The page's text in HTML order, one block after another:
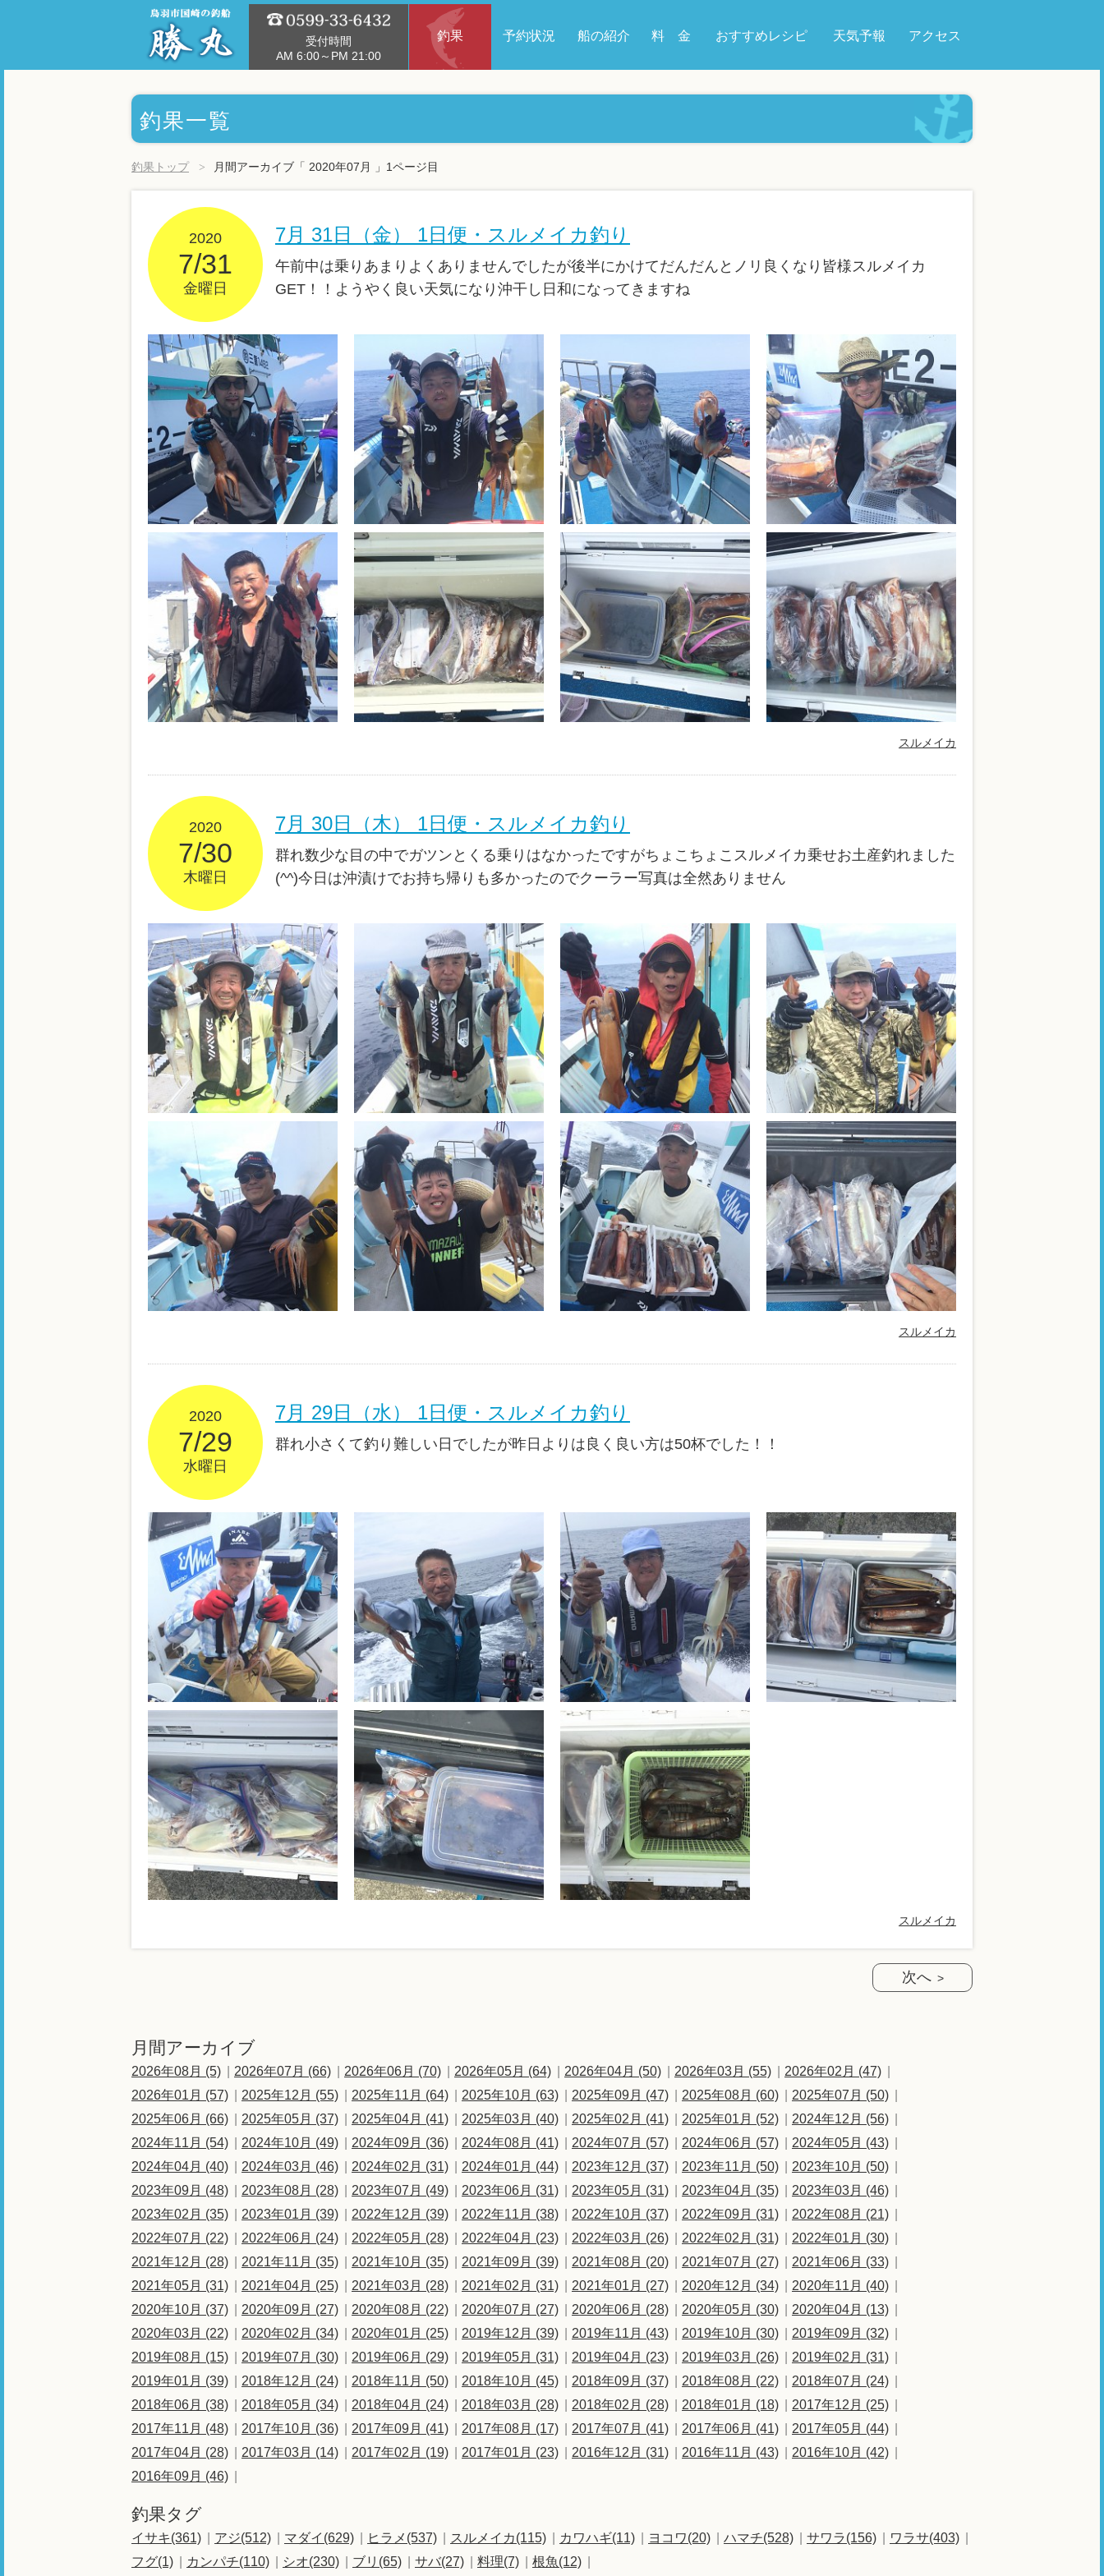
受付時間
AM 6:00～PM 21:00
釣果 予約状況 船の紹介 料 金 おすすめレシピ 天気予報 アクセス
釣果一覧
釣果トップ 月間アーカイブ「 2020年07月 」1ページ目
2020
7/31
金曜日
7月 31日（金） 1日便・スルメイカ釣り
午前中は乗りあまりよくありませんでしたが後半にかけてだんだんとノリ良くなり皆様スルメイカ
GET！！ようやく良い天気になり沖干し日和になってきますね
スルメイカ
2020
7/30
木曜日
7月 30日（木） 1日便・スルメイカ釣り
群れ数少な目の中でガツンとくる乗りはなかったですがちょこちょこスルメイカ乗せお土産釣れました
(^^)今日は沖漬けでお持ち帰りも多かったのでクーラー写真は全然ありません
スルメイカ
2020
7/29
水曜日
7月 29日（水） 1日便・スルメイカ釣り
群れ小さくて釣り難しい日でしたが昨日よりは良く良い方は50杯でした！！
スルメイカ
次へ
月間アーカイブ
2026年08月 (5) 2026年07月 (66) 2026年06月 (70) 2026年05月 (64) 2026年04月 (50) 2026年03月 (55)
2026年02月 (47)
2026年01月 (57)
2025年12月 (55) 2025年11月 (64) 2025年10月 (63) 2025年09月 (47) 2025年08月 (60)
2025年07月 (50)
2025年06月 (66)
2025年05月 (37) 2025年04月 (41) 2025年03月 (40) 2025年02月 (41) 2025年01月 (52)
2024年12月 (56)
2024年11月 (54)
2024年10月 (49) 2024年09月 (36) 2024年08月 (41) 2024年07月 (57) 2024年06月 (57)
2024年05月 (43)
2024年04月 (40)
2024年03月 (46) 2024年02月 (31) 2024年01月 (44) 2023年12月 (37) 2023年11月 (50)
2023年10月 (50)
2023年09月 (48)
2023年08月 (28) 2023年07月 (49) 2023年06月 (31) 2023年05月 (31) 2023年04月 (35)
2023年03月 (46)
2023年02月 (35)
2023年01月 (39) 2022年12月 (39) 2022年11月 (38) 2022年10月 (37) 2022年09月 (31)
2022年08月 (21)
2022年07月 (22)
2022年06月 (24) 2022年05月 (28) 2022年04月 (23) 2022年03月 (26) 2022年02月 (31)
2022年01月 (30)
2021年12月 (28)
2021年11月 (35) 2021年10月 (35) 2021年09月 (39) 2021年08月 (20) 2021年07月 (27)
2021年06月 (33)
2021年05月 (31)
2021年04月 (25) 2021年03月 (28) 2021年02月 (31) 2021年01月 (27) 2020年12月 (34)
2020年11月 (40)
2020年10月 (37)
2020年09月 (27) 2020年08月 (22) 2020年07月 (27) 2020年06月 (28) 2020年05月 (30)
2020年04月 (13)
2020年03月 (22)
2020年02月 (34) 2020年01月 (25) 2019年12月 (39) 2019年11月 (43) 2019年10月 (30)
2019年09月 (32)
2019年08月 (15)
2019年07月 (30) 2019年06月 (29) 2019年05月 (31) 2019年04月 (23) 2019年03月 (26)
2019年02月 (31)
2019年01月 (39)
2018年12月 (24) 2018年11月 (50) 2018年10月 (45) 2018年09月 (37) 2018年08月 (22)
2018年07月 (24)
2018年06月 (38)
2018年05月 (34) 2018年04月 (24) 2018年03月 (28) 2018年02月 (28) 2018年01月 (18)
2017年12月 (25)
2017年11月 (48)
2017年10月 (36) 2017年09月 (41) 2017年08月 (17) 2017年07月 (41) 2017年06月 (41)
2017年05月 (44)
2017年04月 (28)
2017年03月 (14) 2017年02月 (19) 2017年01月 (23) 2016年12月 (31) 2016年11月 (43)
2016年10月 (42)
2016年09月 (46)
釣果タグ
イサキ(361) アジ(512) マダイ(629) ヒラメ(537) スルメイカ(115) カワハギ(11) ヨコワ(20) ハマチ(528) サワラ(156)
ワラサ(403)
フグ(1)
カンパチ(110) シオ(230) ブリ(65) サバ(27) 料理(7) 根魚(12)